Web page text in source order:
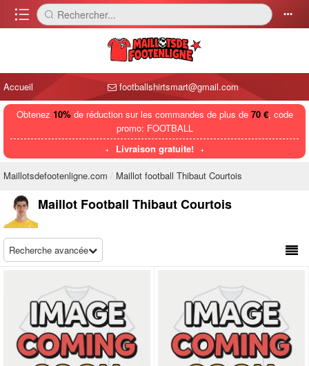
󰈍 󰅼 Rechercher... 󰄒
Accueil footballshirtsmart@gmail.com
Obtenez 10%de réduction sur les commandes de plus de 70 €, code
promo: FOOTBALL
Livraison gratuite!
Maillotsdefootenligne.com Maillot football Thibaut Courtois
Maillot Football Thibaut Courtois
Recherche avancée